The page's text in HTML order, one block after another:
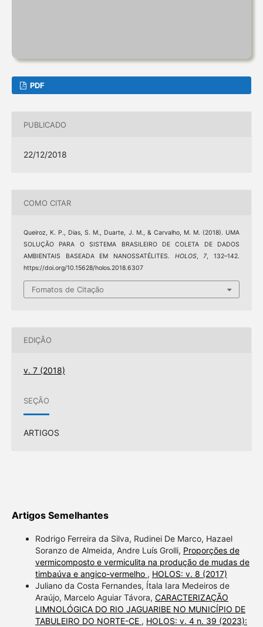
PDF
PUBLICADO
22/12/2018
COMO CITAR
Queiroz, K. P., Dias, S. M., Duarte, J. M., & Carvalho, M. M. (2018). UMA
SOLUÇÃO PARA O SISTEMA BRASILEIRO DE COLETA DE DADOS
AMBIENTAIS BASEADA EM NANOSSATÉLITES. HOLOS,7, 132–142.
https://doi.org/10.15628/holos.2018.6307
Fomatos de Citação
EDIÇÃO
v. 7 (2018)
SEÇÃO
ARTIGOS
Artigos Semelhantes
Rodrigo Ferreira da Silva, Rudinei De Marco, Hazael
Soranzo de Almeida, Andre Luís Grolli, Proporções de
vermicomposto e vermiculita na produção de mudas de
timbaúva e angico-vermelho , HOLOS: v. 8 (2017)
Juliano da Costa Fernandes, Ítala Iara Medeiros de
Araújo, Marcelo Aguiar Távora, CARACTERIZAÇÃO
LIMNOLÓGICA DO RIO JAGUARIBE NO MUNICÍPIO DE
TABULEIRO DO NORTE-CE , HOLOS: v. 4 n. 39 (2023):